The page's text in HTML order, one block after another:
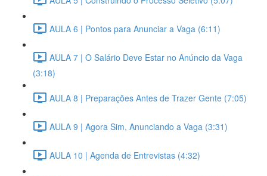
AULA 6 | Pontos para Anunciar a Vaga (6:11)
AULA 7 | O Salário Deve Estar no Anúncio da Vaga
(3:18)
AULA 8 | Preparações Antes de Trazer Gente (7:05)
AULA 9 | Agora Sim, Anunciando a Vaga (3:31)
AULA 10 | Agenda de Entrevistas (4:32)